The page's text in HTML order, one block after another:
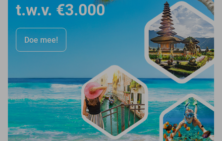
t.w.v. €3.000
Doe mee!